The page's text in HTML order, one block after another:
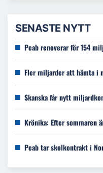
SENASTE NYTT
Peab renoverar för 154
Fler miljarder att hämta i
Skanska får nytt
Krönika: Efter sommaren
Peab tar skolkontrakt i